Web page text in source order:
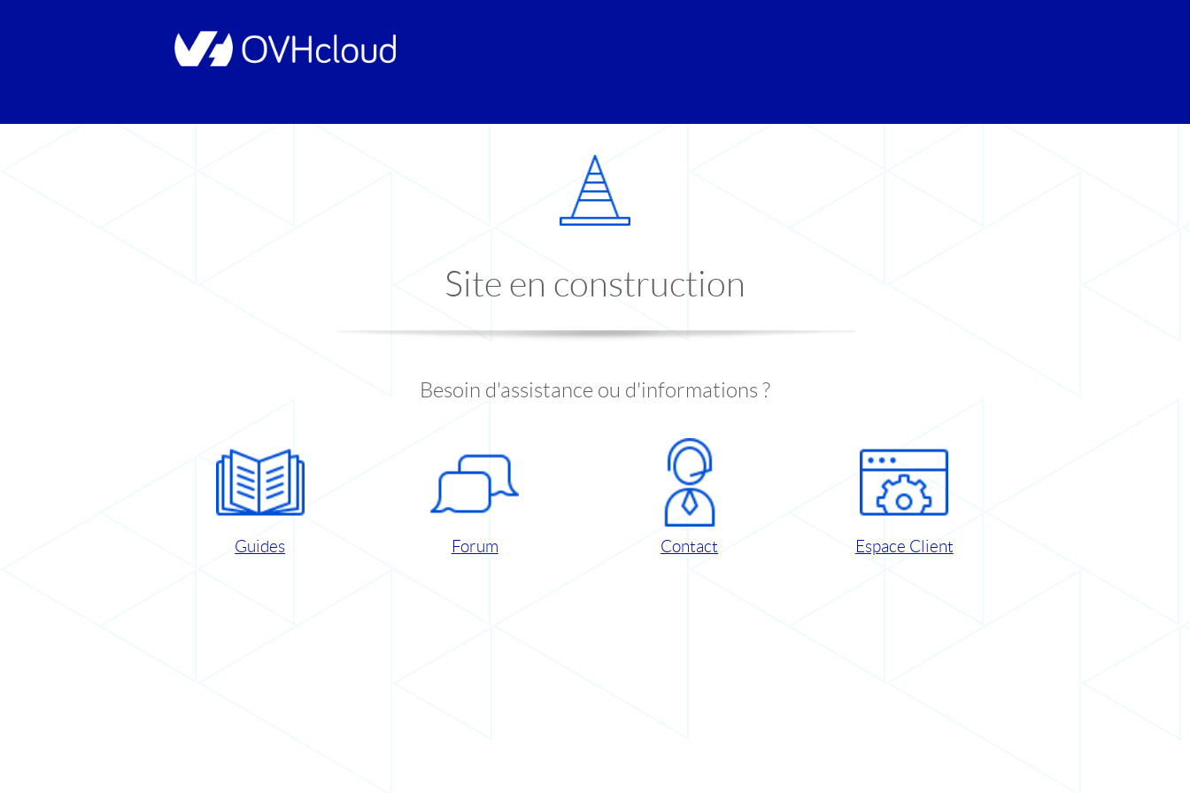
Site en construction
Besoin d'assistance ou d'informations ?
Guides Forum Contact Espace Client